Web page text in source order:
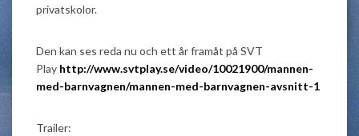
privatskolor.
Den kan ses reda nu och ett år framåt på SVT
Play http://www.svtplay.se/video/10021900/mannen-
med-barnvagnen/mannen-med-barnvagnen-avsnitt-1
Trailer: